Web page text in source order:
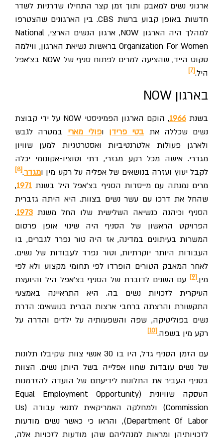
ארגוני נשים למאבק ותוך זמן קצר התחילו שדרניות לשדר
חדשות באופן קבוע ברשת CBS. בין הארגונים שהצטרפו
למהלך היה הארגון NOW, ארגון הנשים הארצי, National
Organization For Women בראשות נשיאת הארגון, ווילמה
סקוט הייד, שהציעה למרים לפתוח סניף של NOW בצ'אפל
היל.[7]
בארגון NOW
בשנת 1966
, הוקם הארגון הפמיניסטי NOW על ידי קבוצת
נשים שכללה את בטי פרידן ופולי מארי במטרה לגבש
ולארגן פעולות אלטרנטיביות ואסטרטגיות למען שוויון
מגדרי. אישה מכל רקע מגזרי, דתי וסוציו-אקונומי יכלה
לקבל יעוץ ועזרה בנושאים של אפליה על רקע מין ומגדר.
[8]
מרים נמנתה עם מייסדות הסניף בצ'אפל היל בשנת 1971
,
שהחל את דרכו עם עשר נשים בצוות. היא היתה גזברית
הסניף וכיהנה כנשיאה השלישית שלו החל משנת 1973
.
הפרויקט הראשון של הסניף היה שינוי אופן פרסום
המשרות בעיתונים במדינה, אז היה טור נפרד לגברים, בו
העבודות היותר יוקרתיות, וטור נפרד לעבודות של נשים.
לאחר המאבק הטורים הופרדו לפי תחומי מקצוע ולא לפי
מין.[9]
עם השנים לדוברת של הסניף בצ'אפל היל והיועצת
העיקרית לזכויות נשים בה. היא התראיינה באמצעי
התקשורת והרצתה ברחבי ארצות הברית בנושאים: הדרת
נשים בפוליטיקה, שפה והשפעותיה על ילדים והדרה על
רקע מין בשפה.[10]
עם הזמן הסניף גדל, היו בו 30 אנשי צוות שקיבלו תלונות
של נשים עובדות שחוו אפלייה בשל היותן נשים. הצוות
בסניף העביר את התלונות לידיעתם של הועדה להזדמנות
העסקה שוויונית (Equal Employment Opportunity
Commission) ולמחלקה האמריקאית לתנאי עבודה (Us
Department Of Labor), והראו כי כאשר נשים מודעות
לזכויותיהן ומראות למנהליהם שהן מודעות לזכויות אלה,